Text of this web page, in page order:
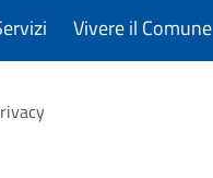
Vivere il Comune